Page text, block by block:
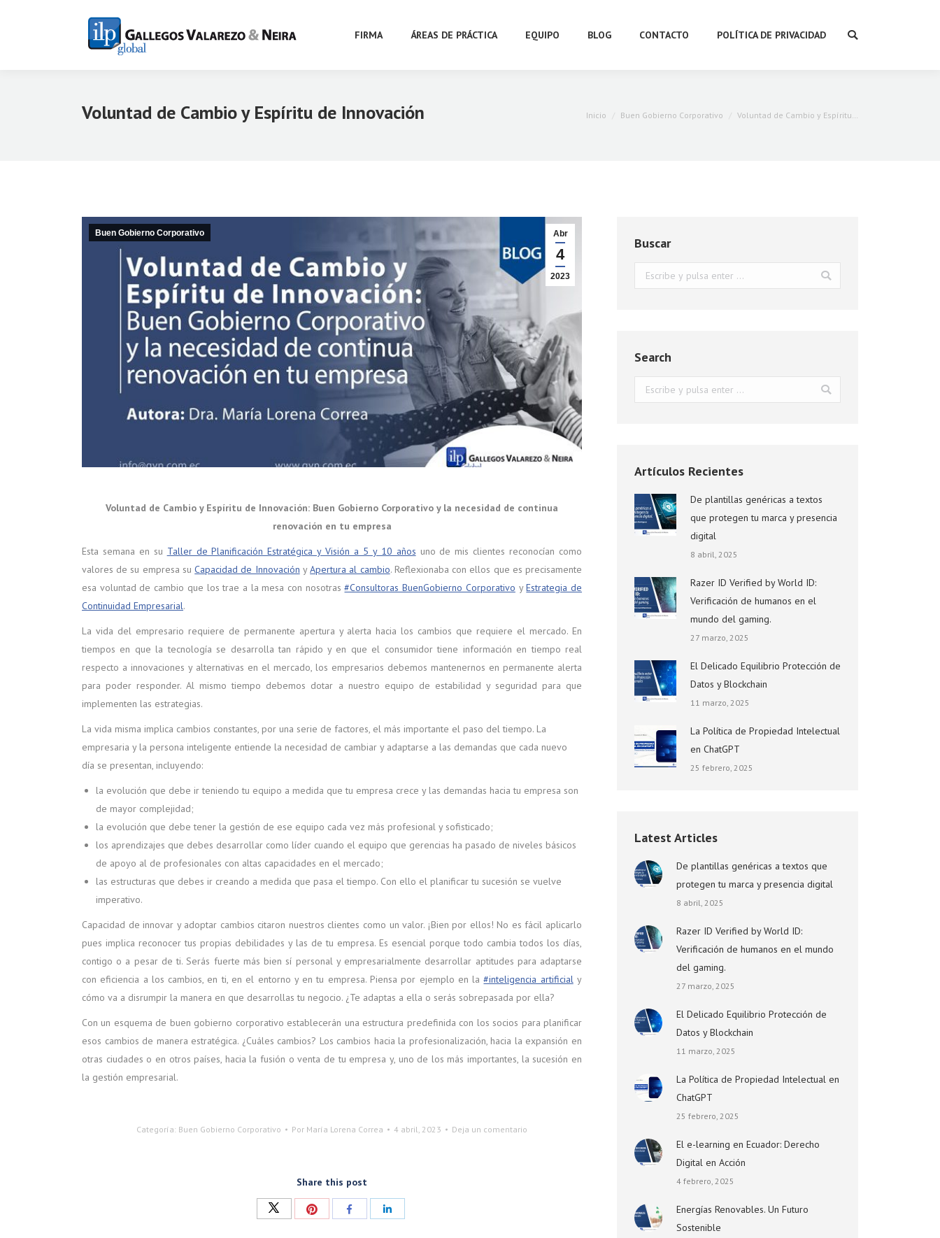
FIRMA ÁREAS DE PRÁCTICA EQUIPO BLOG CONTACTO POLÍTICA DE PRIVACIDAD Buscar:
Voluntad de Cambio y Espíritu de Innovación Estás aquí:
Inicio Buen Gobierno Corporativo Voluntad de Cambio y Espíritu…
Abr
4
2023
Buen Gobierno Corporativo
Voluntad de Cambio y Espíritu de Innovación: Buen Gobierno Corporativo y la necesidad de continua
renovación en tu empresa
Esta semana en su Taller de Planificación Estratégica y Visión a 5 y 10 años uno de mis clientes reconocían como
valores de su empresa suCapacidad de Innovación yApertura al cambio. Reflexionaba con ellos que es precisamente
esa voluntad de cambio que los trae a la mesa con nosotras#Consultoras BuenGobierno Corporativo yEstrategia de
Continuidad Empresarial.
La vida del empresario requiere de permanente apertura y alerta hacia los cambios que requiere el mercado. En
tiempos en que la tecnología se desarrolla tan rápido y en que el consumidor tiene información en tiempo real
respecto a innovaciones y alternativas en el mercado, los empresarios debemos mantenernos en permanente alerta
para poder responder. Al mismo tiempo debemos dotar a nuestro equipo de estabilidad y seguridad para que
implementen las estrategias.
La vida misma implica cambios constantes, por una serie de factores, el más importante el paso del tiempo. La
empresaria y la persona inteligente entiende la necesidad de cambiar y adaptarse a las demandas que cada nuevo
día se presentan, incluyendo:
la evolución que debe ir teniendo tu equipo a medida que tu empresa crece y las demandas hacia tu empresa son
de mayor complejidad;
la evolución que debe tener la gestión de ese equipo cada vez más profesional y sofisticado;
los aprendizajes que debes desarrollar como líder cuando el equipo que gerencias ha pasado de niveles básicos
de apoyo al de profesionales con altas capacidades en el mercado;
las estructuras que debes ir creando a medida que pasa el tiempo. Con ello el planificar tu sucesión se vuelve
imperativo.
Capacidad de innovar y adoptar cambios citaron nuestros clientes como un valor. ¡Bien por ellos! No es fácil aplicarlo
pues implica reconocer tus propias debilidades y las de tu empresa. Es esencial porque todo cambia todos los días,
contigo o a pesar de ti. Serás fuerte más bien sí personal y empresarialmente desarrollar aptitudes para adaptarse
con eficiencia a los cambios, en ti, en el entorno y en tu empresa. Piensa por ejemplo en la#inteligencia artificial y
cómo va a disrumpir la manera en que desarrollas tu negocio. ¿Te adaptas a ella o serás sobrepasada por ella?
Con un esquema de buen gobierno corporativo establecerán una estructura predefinida con los socios para planificar
esos cambios de manera estratégica. ¿Cuáles cambios? Los cambios hacia la profesionalización, hacia la expansión en
otras ciudades o en otros países, hacia la fusión o venta de tu empresa y, uno de los más importantes, la sucesión en
la gestión empresarial.
Categoría: Buen Gobierno Corporativo Por María Lorena Correa 4 abril, 2023 Deja un comentario
Share this post
CompartirCompartirCompartirCompartir
Buscar
Buscar:
Search
Buscar:
Artículos Recientes
De plantillas genéricas a textos
que protegen tu marca y presencia
digital
8 abril, 2025
Razer ID Verified by World ID:
Verificación de humanos en el
mundo del gaming.
27 marzo, 2025
El Delicado Equilibrio Protección de
Datos y Blockchain
11 marzo, 2025
La Política de Propiedad Intelectual
en ChatGPT
25 febrero, 2025
Latest Articles
De plantillas genéricas a textos que
protegen tu marca y presencia digital
8 abril, 2025
Razer ID Verified by World ID:
Verificación de humanos en el mundo
del gaming.
27 marzo, 2025
El Delicado Equilibrio Protección de
Datos y Blockchain
11 marzo, 2025
La Política de Propiedad Intelectual en
ChatGPT
25 febrero, 2025
El e-learning en Ecuador: Derecho
Digital en Acción
4 febrero, 2025
Energías Renovables. Un Futuro
Sostenible